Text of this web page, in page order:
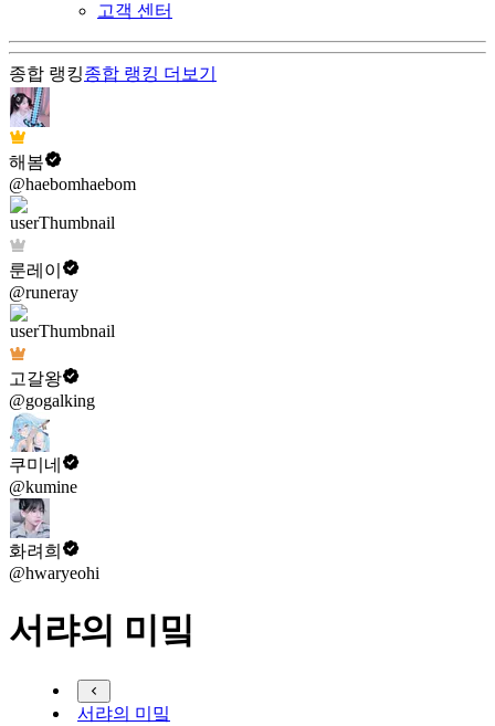
고객 센터
종합 랭킹종합 랭킹 더보기
해봄
@haebomhaebom
룬레이
@runeray
고갈왕
@gogalking
쿠미네
@kumine
화려희
@hwaryeohi
서랴의 미밐
서랴의 미밐